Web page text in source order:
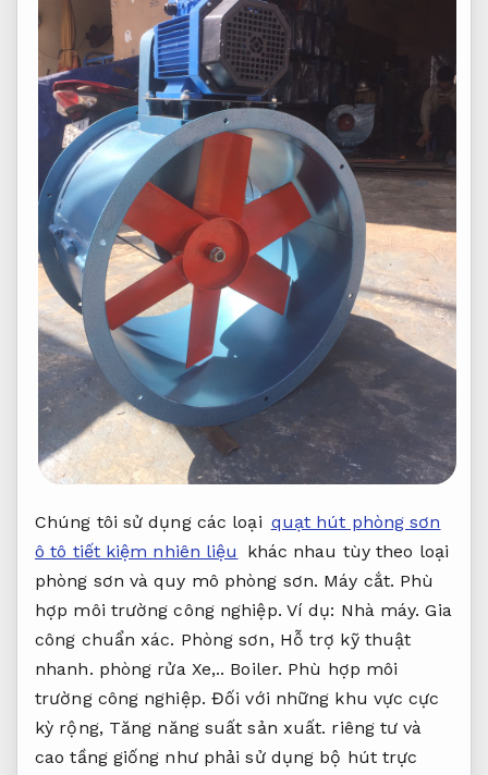
Chúng tôi sử dụng các loại quạt hút phòng sơn
ô tô tiết kiệm nhiên liệu
khác nhau tùy theo loại
phòng sơn và quy mô phòng sơn. Máy cắt. Phù
hợp môi trường công nghiệp. Ví dụ: Nhà máy. Gia
công chuẩn xác. Phòng sơn, Hỗ trợ kỹ thuật
nhanh. phòng rửa Xe,.. Boiler. Phù hợp môi
trường công nghiệp. Đối với những khu vực cực
kỳ rộng, Tăng năng suất sản xuất. riêng tư và
cao tầng giống như phải sử dụng bộ hút trực